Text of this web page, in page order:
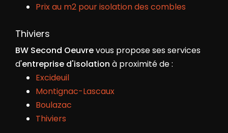
Prix au m2 pour isolation des combles
Thiviers
BW Second Oeuvrevous propose ses services
d'entreprise d'isolation à proximité de :
Excideuil
Montignac-Lascaux
Boulazac
Thiviers